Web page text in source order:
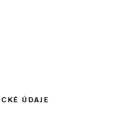
a oblíbený,
ÚDAJE